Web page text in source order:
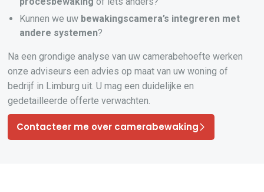
Kunnen we uw bewakingscamera’s integreren met
andere systemen?
Na een grondige analyse van uw camerabehoefte werken
onze adviseurs een advies op maat van uw woning of
bedrijf in Limburg uit. U mag een duidelijke en
gedetailleerde offerte verwachten.
Contacteer me over camerabewaking